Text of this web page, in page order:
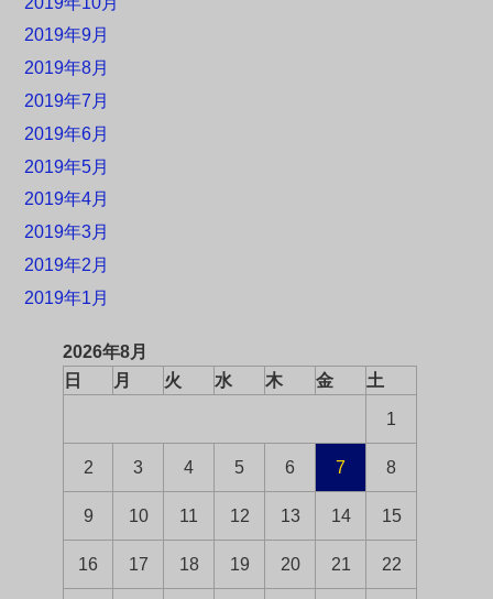
2019年9月
2019年8月
2019年7月
2019年6月
2019年5月
2019年4月
2019年3月
2019年2月
2019年1月
2026年8月
日
月 火 水 木 金 土
1
2 3 4 5 6 7 8
9 10 11 12 13 14 15
16 17 18 19 20 21 22